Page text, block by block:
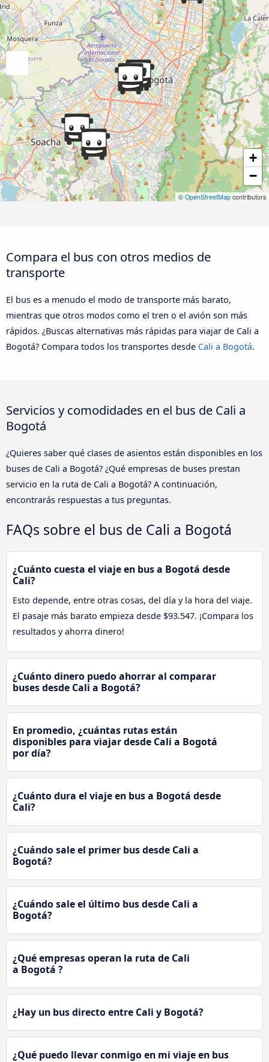
+
−
© OpenStreetMap contributors
Compara el bus con otros medios de
transporte
El bus es a menudo el modo de transporte más barato,
mientras que otros modos como el tren o el avión son más
rápidos. ¿Buscas alternativas más rápidas para viajar de Cali a
Bogotá? Compara todos los transportes desde Cali a Bogotá.
Servicios y comodidades en el bus de Cali a
Bogotá
¿Quieres saber qué clases de asientos están disponibles en los
buses de Cali a Bogotá? ¿Qué empresas de buses prestan
servicio en la ruta de Cali a Bogotá? A continuación,
encontrarás respuestas a tus preguntas.
FAQs sobre el bus de Cali a Bogotá
¿Cuánto cuesta el viaje en bus a Bogotá desde
Cali?
Esto depende, entre otras cosas, del día y la hora del viaje.
El pasaje más barato empieza desde $93.547. ¡Compara los
resultados y ahorra dinero!
¿Cuánto dinero puedo ahorrar al comparar
buses desde Cali a Bogotá?
En promedio, ¿cuántas rutas están
disponibles para viajar desde Cali a Bogotá
por día?
¿Cuánto dura el viaje en bus a Bogotá desde
Cali?
¿Cuándo sale el primer bus desde Cali a
Bogotá?
¿Cuándo sale el último bus desde Cali a
Bogotá?
¿Qué empresas operan la ruta de Cali
a Bogotá ?
¿Hay un bus directo entre Cali y Bogotá?
¿Qué puedo llevar conmigo en mi viaje en bus